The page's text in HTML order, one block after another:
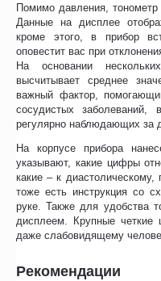
Помимо давления,
Данные на дисплее
кроме этого, в прибор
оповестит вас при
На основании
высчитывает среднее
важный фактор,
сосудистых
регулярно наблюдающих за
На корпусе прибора
указывают, какие цифры
какие – к
тоже есть инструкция со
руке. Также для удобства
дисплеем. Крупные
даже слабовидящему
Рекомендации